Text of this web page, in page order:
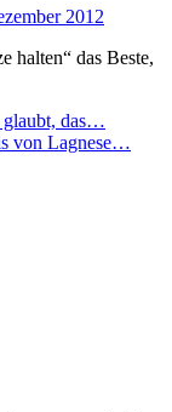
2012
glaubt, das…
von Lagnese…